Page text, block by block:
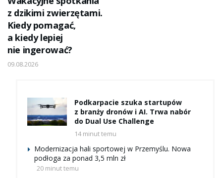
z dzikimi zwierzętami.
Kiedy pomagać,
a kiedy lepiej
nie ingerować?
09.08.2026
Podkarpacie szuka startupów
z branży dronów i AI. Trwa nabór
do Dual Use Challenge
14 minut temu
Modernizacja hali sportowej w Przemyślu. Nowa
podłoga za ponad 3,5 mln zł
20 minut temu